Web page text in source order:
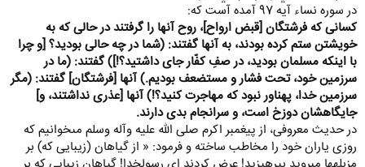
در سوره نساء آيه 97 آمده آست که:
كسانى كه فرشتگان [قبض ارواح]، روح آنها را گرفتند در حالى كه به
خويشتن ستم كرده بودند، به آنها گفتند: (شما در چه حالى بوديد؟ [و چرا
با اينكه مسلمان بوديد، در صفِ كفّار جاى داشتيد؟!]) گفتند: (ما در
سرزمين خود، تحت فشار و مستضعف بوديم.) آنها [فرشتگان] گفتند: (مگر
سرزمين خدا، پهناور نبود كه مهاجرت كنيد؟!) آنها [عذرى نداشتند، و]
جايگاهشان دوزخ است، و سرانجام بدى دارند.
در حديث معروفى، از پيغمبر اكرم صلی الله علیه وآله وسلم مى‏خوانيم كه
روزى ياران خود را مخاطب ساخته و فرمود: « از گياهان (زيبايى كه) بر